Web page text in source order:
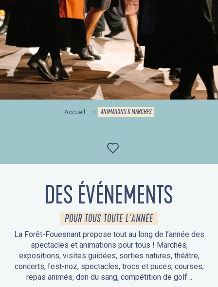
Accueil ANIMATIONS & MARCHÉS
Ajouter aux
DES ÉVÉNEMENTS
POUR TOUS TOUTE L'ANNÉE
La Forêt-Fouesnant propose tout au long de l’année des
spectacles et animations pour tous ! Marchés,
expositions, visites guidées, sorties natures, théâtre,
concerts, fest-noz, spectacles, trocs et puces, courses,
repas animés, don du sang, compétition de golf…